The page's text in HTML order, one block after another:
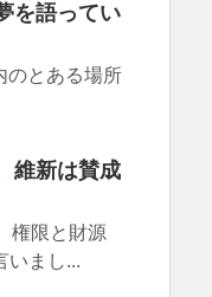
を語ってい
のとある場所
維新は賛成
権限と財源
いまし...